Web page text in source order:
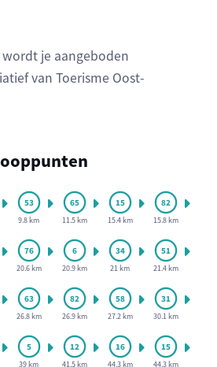
je aangeboden
van Toerisme Oost-
9.8 km 11.5 km 15.4 km 15.8 km
20.6 km 20.9 km 21 km 21.4 km
26.8 km 26.9 km 27.2 km 30.1 km
39 km 41.5 km 44.3 km 44.3 km